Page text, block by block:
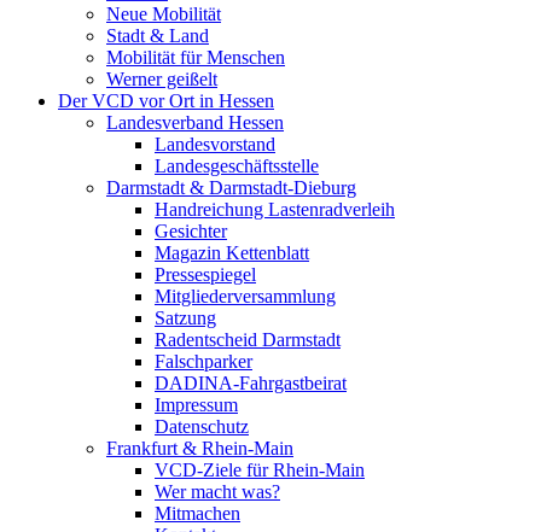
Neue Mobilität
Stadt & Land
Mobilität für Menschen
Werner geißelt
Der VCD vor Ort in Hessen
Landesverband Hessen
Landesvorstand
Landesgeschäftsstelle
Darmstadt & Darmstadt-Dieburg
Handreichung Lastenradverleih
Gesichter
Magazin Kettenblatt
Pressespiegel
Mitgliederversammlung
Satzung
Radentscheid Darmstadt
Falschparker
DADINA-Fahrgastbeirat
Impressum
Datenschutz
Frankfurt & Rhein-Main
VCD-Ziele für Rhein-Main
Wer macht was?
Mitmachen